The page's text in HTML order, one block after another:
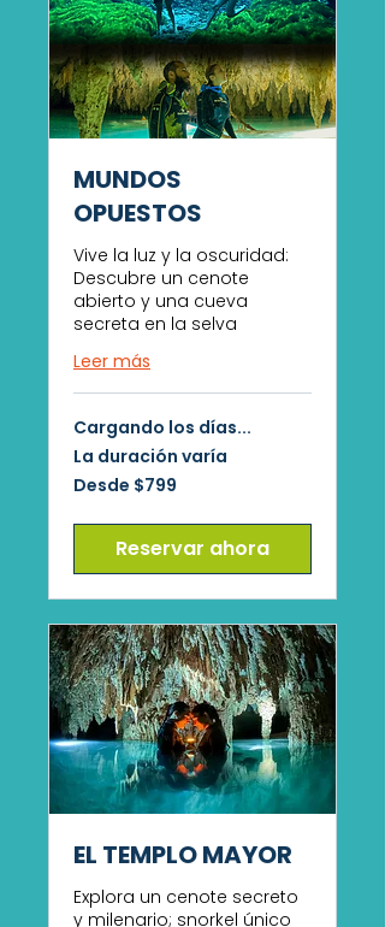
MUNDOS
OPUESTOS
Vive la luz y la oscuridad:
Descubre un cenote
abierto y una cueva
secreta en la selva
Leer más
Cargando los días...
La duración varía
Desde
799
Desde $799
Reservar ahora
EL TEMPLO MAYOR
Explora un cenote secreto
y milenario; snorkel único